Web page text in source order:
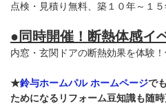
点検・見積り無料、築１０年～１
●同時開催！断熱体感イ
内窓・玄関ドアの断熱効果を体験！
★鈴与ホームパル ホームページで
ためになるリフォーム豆知識も随